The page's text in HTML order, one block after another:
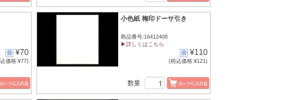
¥70
価格:¥77)
小色紙 梅印ドーサ引き
商品番号:16412408
▶詳しくはこちら
¥110
(税込価格:¥121)
数量